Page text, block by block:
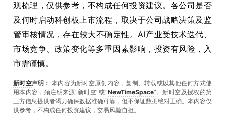
观梳理，仅供参考，不构成任何投资建议。各公司是否
及何时启动科创板上市流程，取决于公司战略决策及监
管审核情况，存在较大不确定性。AI产业受技术迭代、
市场竞争、政策变化等多重因素影响，投资有风险，入
市需谨慎。
新时空声明： 本内容为新时空原创内容，复制、转载或以其他任何方式使
用本内容，须注明来源“新时空”或“NewTimeSpace”。新时空及授权的第
三方信息提供者竭力确保数据准确可靠，但不保证数据绝对正确。本內容仅
供参考，不构成任何投资建议，交易风险自担。